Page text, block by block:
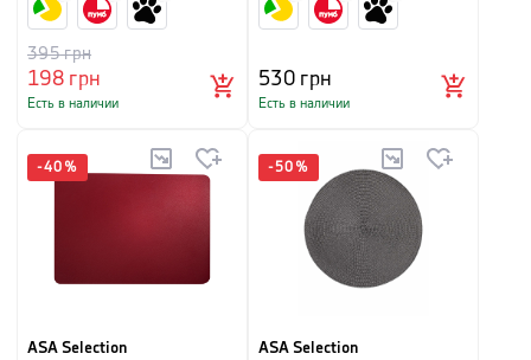
198грн
395грн
Есть в наличии
530грн
Есть в наличии
-40 %
ASA Selection
-50 %
ASA Selection